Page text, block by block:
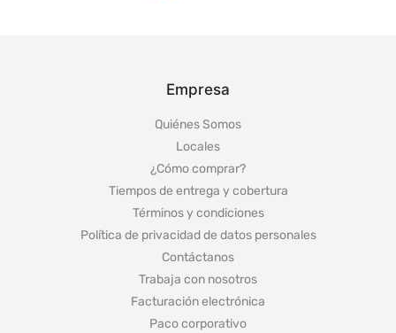
Empresa
Quiénes Somos
Locales
¿Cómo comprar?
Tiempos de entrega y cobertura
Términos y condiciones
Política de privacidad de datos personales
Contáctanos
Trabaja con nosotros
Facturación electrónica
Paco corporativo